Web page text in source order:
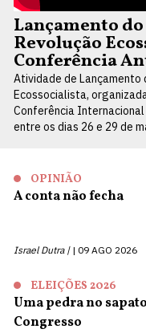
Lançamento
Revolução
Conferência
Atividade de Lançamento
Ecossocialista,
Conferência
entre os dias 26 e 29 de
OPINIÃO
A conta não fecha
Israel Dutra | 09 AGO 2026
ELEIÇÕES 2026
Uma pedra no
Congresso